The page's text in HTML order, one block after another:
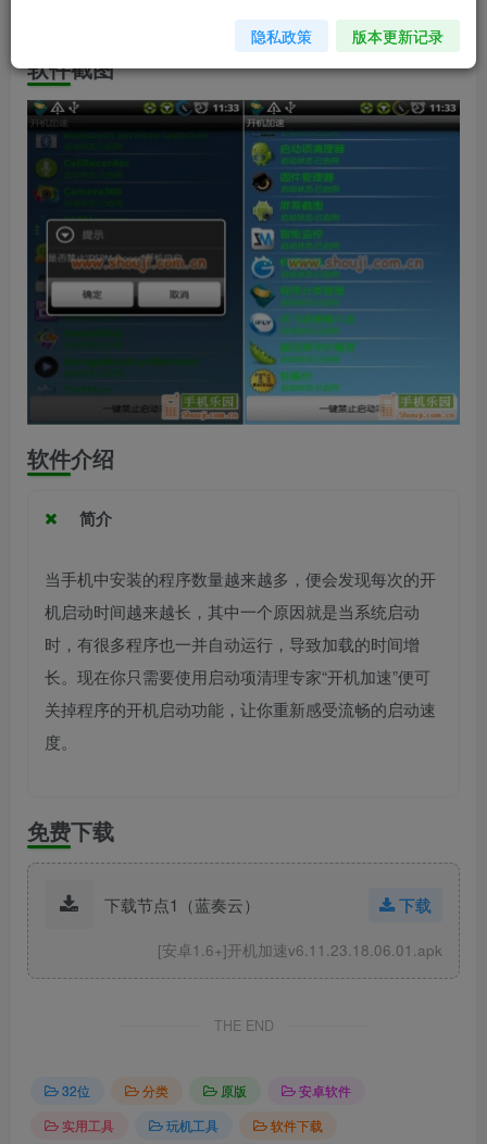
软件截图
软件介绍
简介
当手机中安装的程序数量越来越多，便会发现每次的开
机启动时间越来越长，其中一个原因就是当系统启动
时，有很多程序也一并自动运行，导致加载的时间增
长。现在你只需要使用启动项清理专家“开机加速”便可
关掉程序的开机启动功能，让你重新感受流畅的启动速
度。
免费下载
下载节点1（蓝奏云） 下载
[安卓1.6+]开机加速v6.11.23.18.06.01.apk
THE END
32位 分类 原版
安卓软件
实用工具
玩机工具 软件下载
隐私政策 版本更新记录